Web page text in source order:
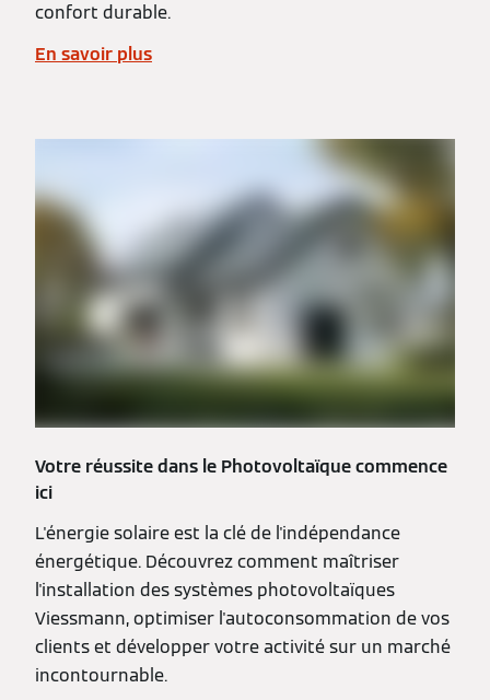
confort durable.
En savoir plus
Votre réussite dans le Photovoltaïque commence
ici
L'énergie solaire est la clé de l'indépendance
énergétique. Découvrez comment maîtriser
l'installation des systèmes photovoltaïques
Viessmann, optimiser l'autoconsommation de vos
clients et développer votre activité sur un marché
incontournable.